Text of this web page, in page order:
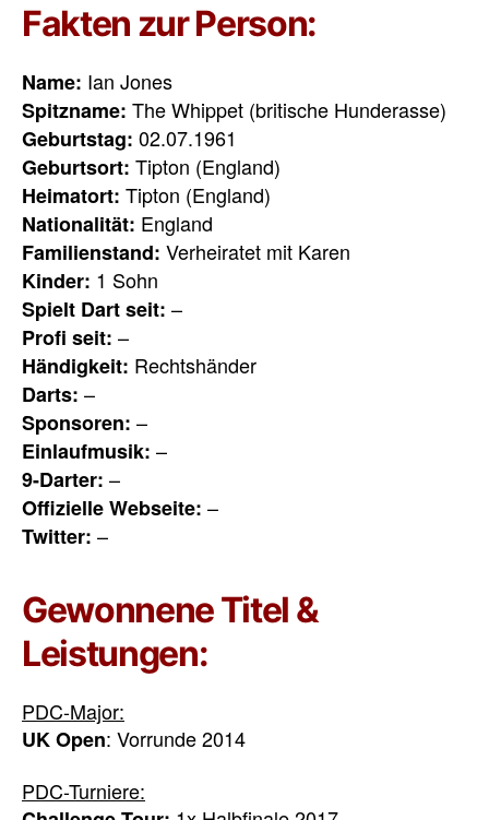
Fakten zur Person:
Name: Ian Jones
Spitzname: The Whippet (britische Hunderasse)
Geburtstag: 02.07.1961
Geburtsort: Tipton (England)
Heimatort: Tipton (England)
Nationalität: England
Familienstand: Verheiratet mit Karen
Kinder: 1 Sohn
Spielt Dart seit: –
Profi seit: –
Händigkeit: Rechtshänder
Darts: –
Sponsoren: –
Einlaufmusik: –
9-Darter: –
Offizielle Webseite: –
Twitter: –
Gewonnene Titel &
Leistungen:
PDC-Major:
UK Open: Vorrunde 2014
PDC-Turniere: